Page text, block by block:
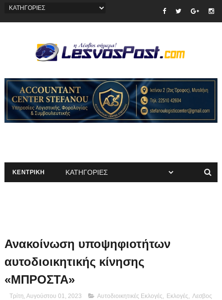
ΚΕΝΤΡΙΚΗ
Ανακοίνωση υποψηφιοτήτων
αυτοδιοικητικής κίνησης
«ΜΠΡΟΣΤΑ»
Τρίτη, Αυγούστου 01, 2023 Αυτοδιοικητικές Εκλογές Εκλογές Λεσβος